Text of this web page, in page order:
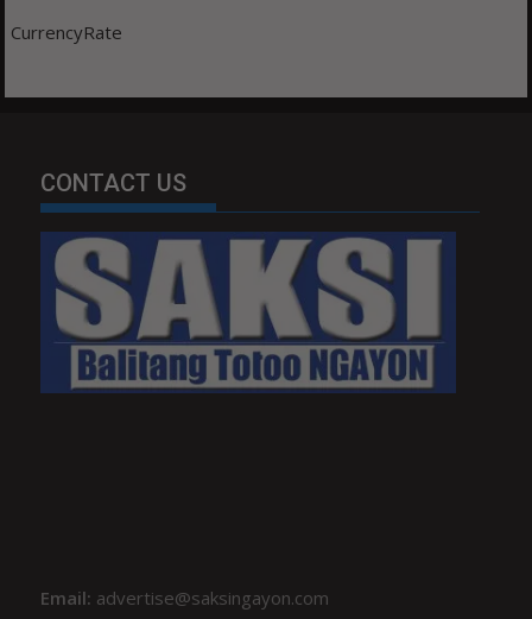
CurrencyRate
CONTACT US
Email: advertise@saksingayon.com